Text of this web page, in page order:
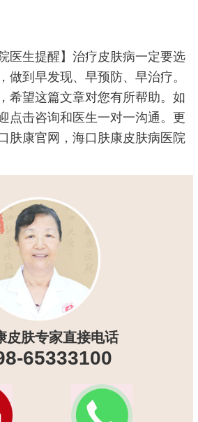
生提醒】治疗皮肤病一定要选
做到早发现、早预防、早治疗。
希望这篇文章对您有所帮助。如
点击咨询和医生一对一沟通。更
肤康官网，海口肤康皮肤病医院
皮肤专家直接电话
65333100